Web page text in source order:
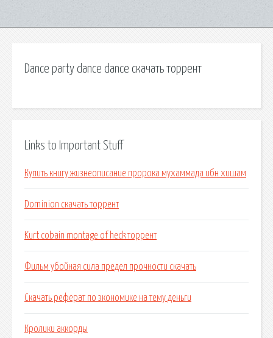
Dance party dance dance скачать торрент
Links to Important Stuff
Купить книгу жизнеописание пророка мухаммада ибн хишам
Dominion скачать торрент
Kurt cobain montage of heck торрент
Фильм убойная сила предел прочности скачать
Скачать реферат по экономике на тему деньги
Кролики аккорды